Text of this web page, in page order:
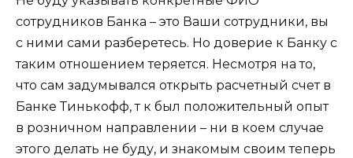
сотрудников Банка – это Ваши сотрудники, вы
с ними сами разберетесь. Но доверие к Банку с
таким отношением теряется. Несмотря на то,
что сам задумывался открыть расчетный счет в
Банке Тинькофф, т к был положительный опыт
в розничном направлении – ни в коем случае
этого делать не буду, и знакомым своим теперь